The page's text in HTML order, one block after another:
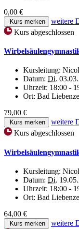
0,00 €
Kurs merken
weitere
Kurs abgeschlossen
Kursleitung:
Datum: Di.
Uhrzeit: 18:00 -
Ort: Bad
79,00 €
Kurs merken
weitere
Kurs abgeschlossen
Kursleitung:
Datum: Di.
Uhrzeit: 18:00 -
Ort: Bad
64,00 €
Kurs merken
weitere